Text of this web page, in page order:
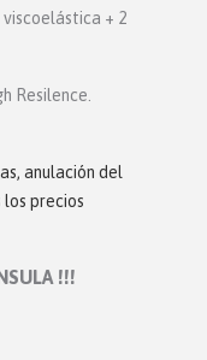
viscoelástica + 2
Resilence.
anulación del
precios
!!!